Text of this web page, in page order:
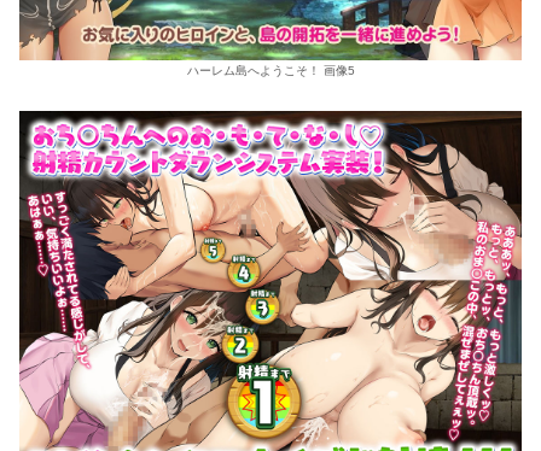
ハーレム島へようこそ！ 画像5